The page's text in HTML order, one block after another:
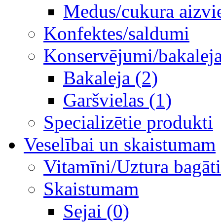
Medus/cukura
Konfektes/saldumi
Konservējumi/
Bakaleja (2)
Garšvielas (1)
Specializētie produkti
Veselībai un skaistumam
Vitamīni/Uztura
Skaistumam
Sejai (0)